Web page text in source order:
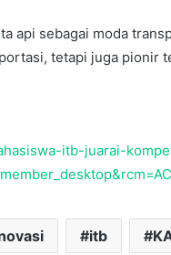
api sebagai moda
tetapi juga pionir
itb-juarai-
itb